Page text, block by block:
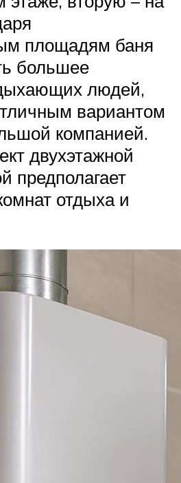
площадям баня
большее
людей,
вариантом
компанией.
двухэтажной
предполагает
отдыха и